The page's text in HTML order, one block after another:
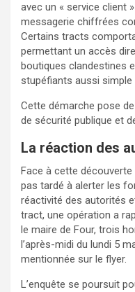
avec un « service client
messagerie chiffrées
Certains tracts
permettant un accès
boutiques clandestines
stupéfiants aussi simple
Cette démarche pose
de sécurité publique et
La réaction des
Face à cette découverte
pas tardé à alerter les
réactivité des autorités
tract, une opération a
le maire de Four, trois
l’après-midi du lundi 5
mentionnée sur le flyer.
L’enquête se poursuit